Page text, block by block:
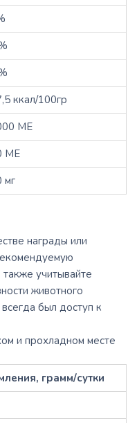
ккал/100гр
ME
ME
мг
награды или
учитывайте
животного
был доступ к
и прохладном месте
грамм/сутки